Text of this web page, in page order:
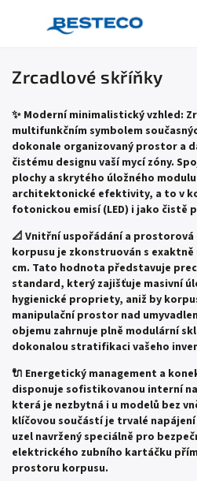
Zrcadlové skříňky
✨ Moderní minimalistický vzhled:
multifunkčním symbolem
dokonale organizovaný prostor a
čistému designu vaší mycí zóny.
plochy a skrytého úložného
architektonické efektivity, a to v
fotonickou emisí (LED) i jako čistě
📐 Vnitřní uspořádání a
korpusu je zkonstruován s
cm. Tato hodnota představuje
standard, který zajišťuje masivní
hygienické propriety, aniž by
manipulační prostor nad
objemu zahrnuje plně modulární
dokonalou stratifikaci vašeho
🔌 Energetický management a
disponuje sofistikovanou interní
která je nezbytná i u modelů bez
klíčovou součástí je trvalé
uzel navržený speciálně pro
elektrického zubního kartáčku
prostoru korpusu.